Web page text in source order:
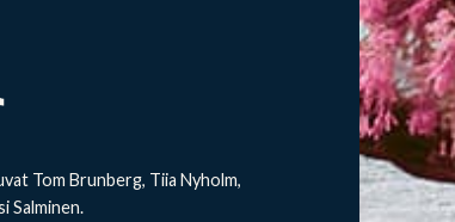
Tom Brunberg, Tiia Nyholm,
Salminen.